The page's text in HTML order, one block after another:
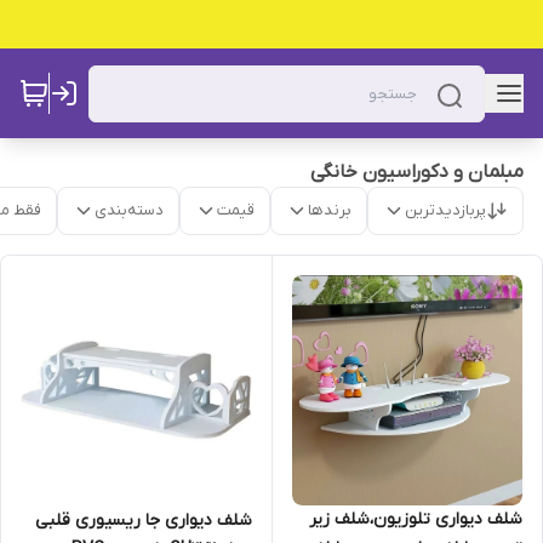
مبلمان و دکوراسیون خانگی
پربازدیدترین برندها قیمت دسته‌بندی فقط
شلف دیواری تلوزیون،شلف زیر
شلف دیواری جا ریسیوری قلبی